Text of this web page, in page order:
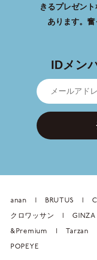
きるプレゼン
あります。 奮
IDメン
anan BRUTUS
クロワッサン GINZA
&Premium Tarzan
POPEYE